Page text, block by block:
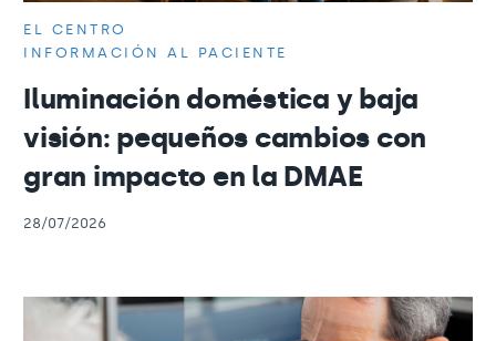
EL CENTRO
INFORMACIÓN AL PACIENTE
Iluminación doméstica y baja
visión: pequeños cambios con
gran impacto en la DMAE
28/07/2026